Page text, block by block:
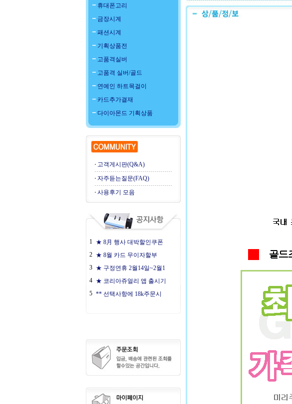
휴대폰고리
금장시계
패션시계
기획상품전
고품격실버
고품격 실버/골드
연예인 하트목걸이
카드추가결재
다이아몬드 기획상품
고객게시판(Q&A)
자주듣는질문(FAQ)
사용후기 모음
1 ★ 8月 행사 대박할인쿠폰
2 ★ 8월 카드 무이자할부
3 ★ 구정연휴 2월14일~2월1
4 ★ 코리아쥬얼리 앱 출시기
5 ** 선택사항에 18k주문시